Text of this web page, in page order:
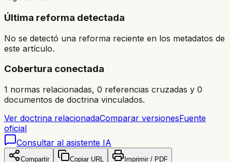
Última reforma detectada
No se detectó una reforma reciente en los metadatos de
este artículo.
Cobertura conectada
1 normas relacionadas, 0 referencias cruzadas y 0
documentos de doctrina vinculados.
Ver doctrina relacionadaComparar versionesFuente
oficial
Consultar al asistente IA
Compartir Copiar URL Imprimir / PDF